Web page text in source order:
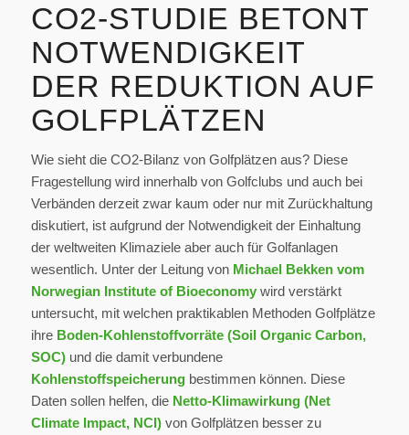
CO2-STUDIE BETONT
NOTWENDIGKEIT
DER REDUKTION AUF
GOLFPLÄTZEN
Wie sieht die CO2-Bilanz von Golfplätzen aus? Diese
Fragestellung wird innerhalb von Golfclubs und auch bei
Verbänden derzeit zwar kaum oder nur mit Zurückhaltung
diskutiert, ist aufgrund der Notwendigkeit der Einhaltung
der weltweiten Klimaziele aber auch für Golfanlagen
wesentlich. Unter der Leitung von Michael Bekken vom
Norwegian Institute of Bioeconomywird verstärkt
untersucht, mit welchen praktikablen Methoden Golfplätze
ihre Boden-Kohlenstoffvorräte (Soil Organic Carbon,
SOC)und die damit verbundene
Kohlenstoffspeicherungbestimmen können. Diese
Daten sollen helfen, die Netto-Klimawirkung (Net
Climate Impact, NCI)von Golfplätzen besser zu